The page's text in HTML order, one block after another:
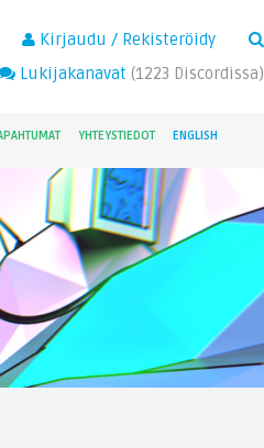
Kirjaudu / Rekisteröidy
Lukijakanavat (1223 Discordissa)
YHTEYSTIEDOT ENGLISH